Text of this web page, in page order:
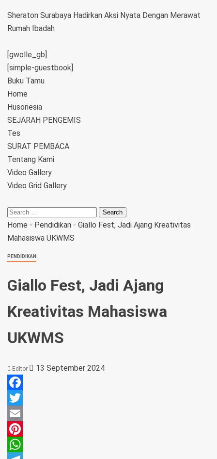
Sheraton Surabaya Hadirkan Aksi Nyata Dengan Merawat
Rumah Ibadah
[gwolle_gb]
[simple-guestbook]
Buku Tamu
Home
Husonesia
SEJARAH PENGEMIS
Tes
SURAT PEMBACA
Tentang Kami
Video Gallery
Video Grid Gallery
Home - Pendidikan - Giallo Fest, Jadi Ajang Kreativitas
Mahasiswa UKWMS
PENDIDIKAN
Giallo Fest, Jadi Ajang
Kreativitas Mahasiswa
UKWMS
Editor 13 September 2024
Facebook
Twitter
Email
Pinterest